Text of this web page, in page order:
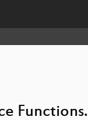
Functions.